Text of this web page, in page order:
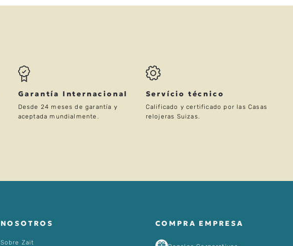
Garantía Internacional
Desde 24 meses de garantía y
aceptada mundialmente.
Servício técnico
Calificado y certificado por las Casas
relojeras Suizas.
NOSOTROS
Sobre Zait
COMPRA EMPRESA